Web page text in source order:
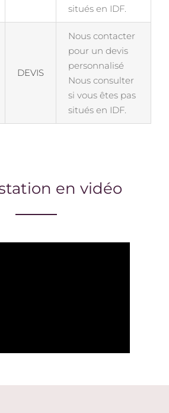
situés en IDF.
DEVIS
Nous contacter
pour un devis
personnalisé
Nous consulter
si vous êtes pas
situés en IDF.
en vidéo